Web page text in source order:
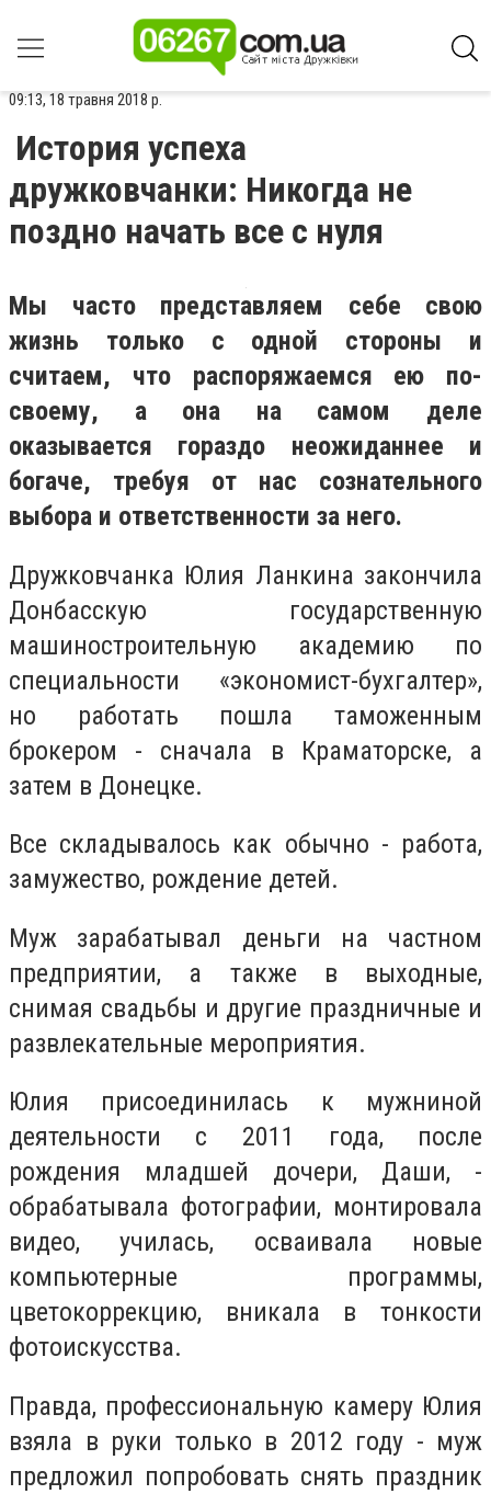
09:13, 18 травня 2018 р.
История успеха
дружковчанки: Никогда не
поздно начать все с нуля
Мы часто представляем себе свою
жизнь только с одной стороны и
считаем, что распоряжаемся ею по-
своему, а она на самом деле
оказывается гораздо неожиданнее и
богаче, требуя от нас сознательного
выбора и ответственности за него.
Дружковчанка Юлия Ланкина закончила
Донбасскую государственную
машиностроительную академию по
специальности «экономист-бухгалтер»,
но работать пошла таможенным
брокером - сначала в Краматорске, а
затем в Донецке.
Все складывалось как обычно - работа,
замужество, рождение детей.
Муж зарабатывал деньги на частном
предприятии, а также в выходные,
снимая свадьбы и другие праздничные и
развлекательные мероприятия.
Юлия присоединилась к мужниной
деятельности с 2011 года, после
рождения младшей дочери, Даши, -
обрабатывала фотографии, монтировала
видео, училась, осваивала новые
компьютерные программы,
цветокоррекцию, вникала в тонкости
фотоискусства.
Правда, профессиональную камеру Юлия
взяла в руки только в 2012 году - муж
предложил попробовать снять праздник